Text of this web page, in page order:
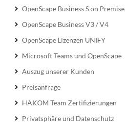
OpenScape Business S on Premise
OpenScape Business V3 / V4
OpenScape Lizenzen UNIFY
Microsoft Teams und OpenScape
Auszug unserer Kunden
Preisanfrage
HAKOM Team Zertifizierungen
Privatsphäre und Datenschutz